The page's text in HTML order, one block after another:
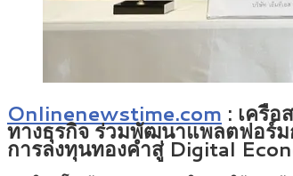
Onlinenewstime.com : เครื
ทางธุรกิจ ร่วมพัฒนาแพลตฟอร์
การลงทุนทองคำสู่ Digital